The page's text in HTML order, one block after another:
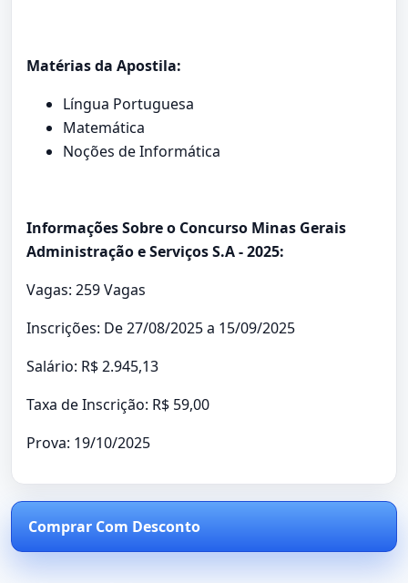
Matérias da Apostila:
Língua Portuguesa
Matemática
Noções de Informática
Informações Sobre o Concurso Minas Gerais
Administração e Serviços S.A - 2025:
Vagas: 259 Vagas
Inscrições: De 27/08/2025 a 15/09/2025
Salário: R$ 2.945,13
Taxa de Inscrição: R$ 59,00
Prova: 19/10/2025
Comprar Com Desconto